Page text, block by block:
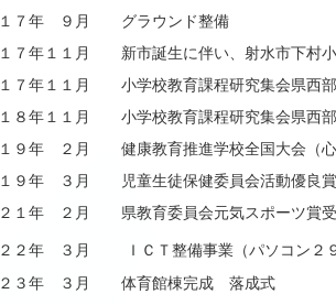
１７年 ９月 グラウンド整備
１７年１１月 新市誕生に伴い、射水市下村
１７年１１月 小学校教育課程研究集会県西部
１８年１１月 小学校教育課程研究集会県西部
１９年 ２月 健康教育推進学校全国大会（心
１９年 ３月 児童生徒保健委員会活動優良
２１年 ２月 県教育委員会元気スポーツ賞
２２年 ３月 ＩＣＴ整備事業（パソコン２
２３年 ３月 体育館棟完成 落成式